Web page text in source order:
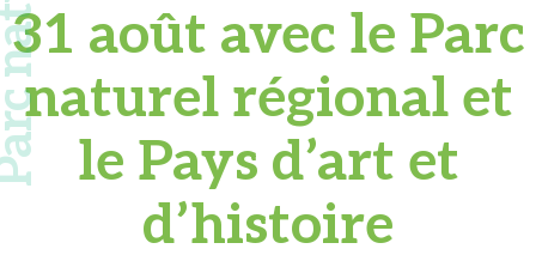
31 août avec le Parc
naturel régional et
le Pays d’art et
d’histoire